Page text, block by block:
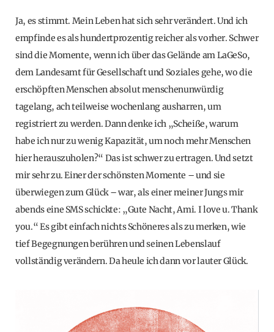
Ja, es stimmt. Mein Leben hat sich sehr verändert. Und ich
empfinde es als hundertprozentig reicher als vorher. Schwer
sind die Momente, wenn ich über das Gelände am LaGeSo,
dem Landesamt für Gesellschaft und Soziales gehe, wo die
erschöpften Menschen absolut menschenunwürdig
tagelang, ach teilweise wochenlang ausharren, um
registriert zu werden. Dann denke ich „Scheiße, warum
habe ich nur zu wenig Kapazität, um noch mehr Menschen
hier herauszuholen?“ Das ist schwer zu ertragen. Und setzt
mir sehr zu. Einer der schönsten Momente – und sie
überwiegen zum Glück – war, als einer meiner Jungs mir
abends eine SMS schickte: „Gute Nacht, Ami. I love u. Thank
you.“ Es gibt einfach nichts Schöneres als zu merken, wie
tief Begegnungen berühren und seinen Lebenslauf
vollständig verändern. Da heule ich dann vor lauter Glück.